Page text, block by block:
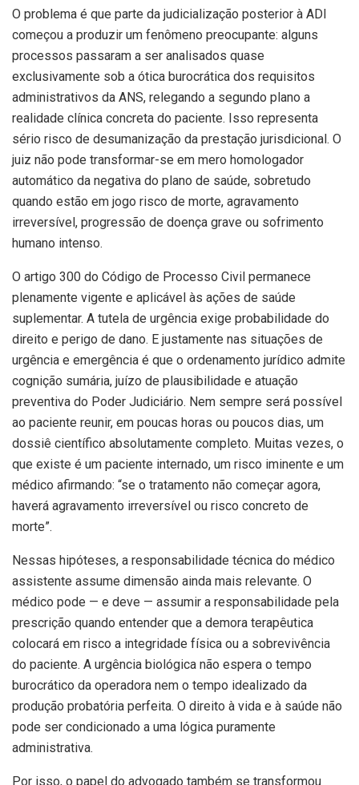
O problema é que parte da judicialização posterior à ADI
começou a produzir um fenômeno preocupante: alguns
processos passaram a ser analisados quase
exclusivamente sob a ótica burocrática dos requisitos
administrativos da ANS, relegando a segundo plano a
realidade clínica concreta do paciente. Isso representa
sério risco de desumanização da prestação jurisdicional. O
juiz não pode transformar-se em mero homologador
automático da negativa do plano de saúde, sobretudo
quando estão em jogo risco de morte, agravamento
irreversível, progressão de doença grave ou sofrimento
humano intenso.
O artigo 300 do Código de Processo Civil permanece
plenamente vigente e aplicável às ações de saúde
suplementar. A tutela de urgência exige probabilidade do
direito e perigo de dano. E justamente nas situações de
urgência e emergência é que o ordenamento jurídico admite
cognição sumária, juízo de plausibilidade e atuação
preventiva do Poder Judiciário. Nem sempre será possível
ao paciente reunir, em poucas horas ou poucos dias, um
dossiê científico absolutamente completo. Muitas vezes, o
que existe é um paciente internado, um risco iminente e um
médico afirmando: “se o tratamento não começar agora,
haverá agravamento irreversível ou risco concreto de
morte”.
Nessas hipóteses, a responsabilidade técnica do médico
assistente assume dimensão ainda mais relevante. O
médico pode — e deve — assumir a responsabilidade pela
prescrição quando entender que a demora terapêutica
colocará em risco a integridade física ou a sobrevivência
do paciente. A urgência biológica não espera o tempo
burocrático da operadora nem o tempo idealizado da
produção probatória perfeita. O direito à vida e à saúde não
pode ser condicionado a uma lógica puramente
administrativa.
Por isso, o papel do advogado também se transformou